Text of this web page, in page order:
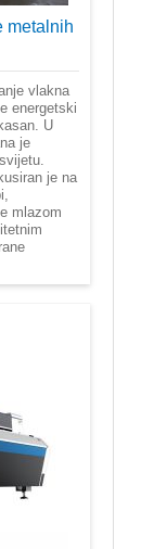
metalnih
vlakna
energetski
U
je
je na
mlazom